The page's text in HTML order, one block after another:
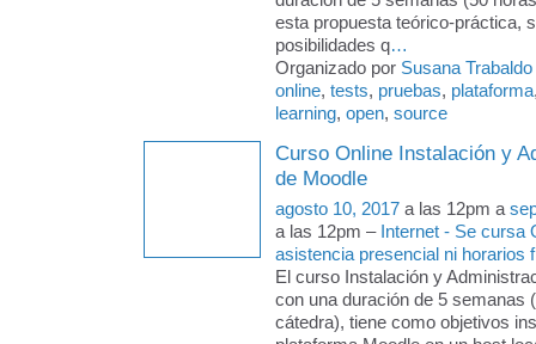
esta propuesta teórico-práctica,
posibilidades q…
Organizado por Susana Trabaldo
online, tests, pruebas, plataforma
learning, open, source
Curso Online Instalación y
de Moodle
agosto 10, 2017 a las 12pm a
a las 12pm – Internet - Se cursa
asistencia presencial ni horarios
El curso Instalación y
con una duración de 5 semanas
cátedra), tiene como objetivos